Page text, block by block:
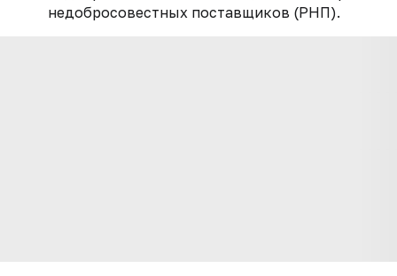
недобросовестных поставщиков (РНП).